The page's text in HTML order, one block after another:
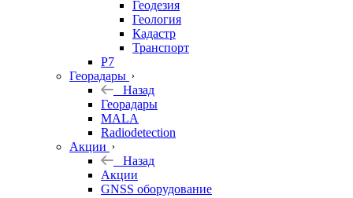
Геодезия
Геология
Кадастр
Транспорт
Р7
Георадары
Назад
Георадары
MALA
Radiodetection
Акции
Назад
Акции
GNSS оборудование